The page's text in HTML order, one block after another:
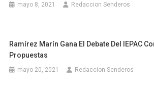
mayo 8, 2021 Redaccion Senderos
Ramírez Marín Gana El Debate Del IEPAC
Propuestas
mayo 20, 2021 Redaccion Senderos